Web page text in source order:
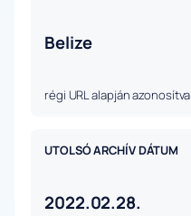
Belize
régi URL alapján azonosítva
UTOLSÓ ARCHÍV DÁTUM
2022.02.28.